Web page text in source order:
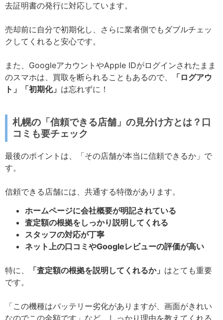
去証明書の発行に対応しています。
売却前に自分で初期化し、さらに業者側でもダブルチェッ
クしてくれると安心です。
また、GoogleアカウントやApple IDがログインされたまま
のスマホは、買取を断られることもあるので、
「ログアウ
ト」「初期化」 は忘れずに！
札幌の「信頼できる店舗」の見分け方とは？口
コミも要チェック
最後のポイントは、「その店舗が本当に信頼できるか」で
す。
信頼できる店舗には、共通する特徴があります。
ホームページに会社概要が明記されている
査定額の根拠をしっかり説明してくれる
スタッフの対応が丁寧
ネット上の口コミやGoogleレビューの評価が高い
特に、 「査定額の根拠を説明してくれるか」 はとても重要
です。
「この機種はバッテリー劣化がありますが、画面がきれい